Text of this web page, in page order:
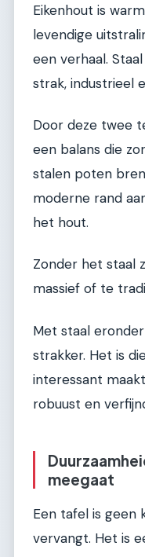
Eikenhout is
levendige
een verhaal.
strak, industrieel
Door deze twee
een balans die
stalen poten
moderne rand
het hout.
Zonder het staal
massief of te
Met staal
strakker. Het is
interessant
robuust en
meegaat
Een tafel is geen
vervangt. Het is